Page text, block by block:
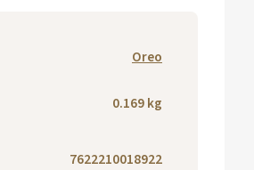
Oreo
0.169 kg
7622210018922